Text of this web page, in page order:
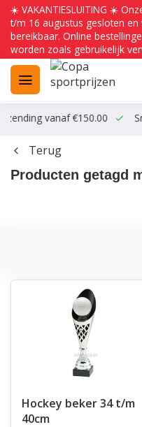
☀️ VAKANTIESLUITING ☀️
t/m 16 augustus gesloten
bereikbaar. Online
worden zoals gebruikelijk
vanaf €150.00
Terug
Producten getagd
Hockey beker 34 t/m
40cm